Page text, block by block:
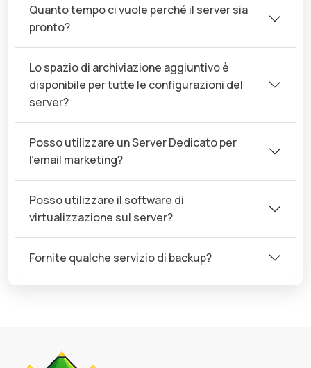
Quanto tempo ci vuole perché il server sia
pronto?
Lo spazio di archiviazione aggiuntivo è
disponibile per tutte le configurazioni del
server?
Posso utilizzare un Server Dedicato per
l'email marketing?
Posso utilizzare il software di
virtualizzazione sul server?
Fornite qualche servizio di backup?